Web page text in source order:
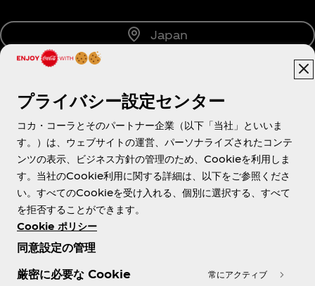
Japan
About us
Need help?
各種ポリシー
プライバシー設定センター
コカ・コーラとそのパートナー企業（以下「当社」といいま
す。）は、ウェブサイトの運営、パーソナライズされたコンテ
ンツの表示、ビジネス方針の管理のため、Cookieを利用しま
す。当社のCookie利用に関する詳細は、以下をご参照くださ
い。すべてのCookieを受け入れる、個別に選択する、すべて
を拒否することができます。
Cookie ポリシー
同意設定の管理
厳密に必要な Cookie
常にアクティブ